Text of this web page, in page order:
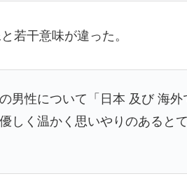
若干意味が違った。
男性について「日本 及び 海
しく温かく思いやりのあると